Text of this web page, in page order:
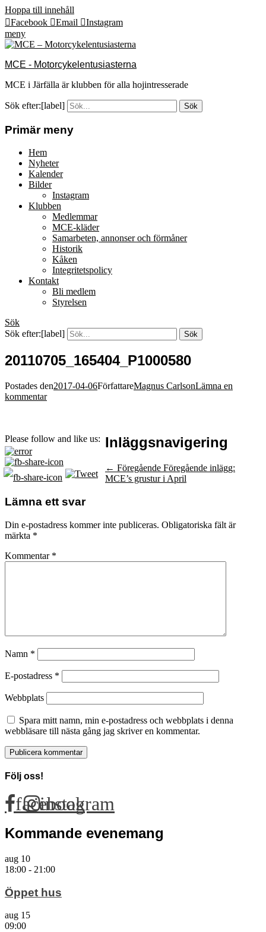
Hoppa till innehåll
Facebook
Email
Instagram
meny
MCE - Motorcykelentusiasterna
MCE i Järfälla är klubben för alla hojintresserade
Sök efter:[label]
Primär meny
Hem
Nyheter
Kalender
Bilder
Instagram
Klubben
Medlemmar
MCE-kläder
Samarbeten, annonser och förmåner
Historik
Kåken
Integritetspolicy
Kontakt
Bli medlem
Styrelsen
Sök
Sök efter:[label]
20110705_165404_P1000580
Postades den2017-04-06FörfattareMagnus CarlsonLämna en
kommentar
Please follow and like us: Inläggsnavigering
← Föregående Föregående inlägg:
MCE’s grustur i April
Lämna ett svar
Din e-postadress kommer inte publiceras. Obligatoriska fält är
märkta *
Kommentar *
Namn *
E-postadress *
Webbplats
Spara mitt namn, min e-postadress och webbplats i denna
webbläsare till nästa gång jag skriver en kommentar.
Följ oss!
facebook
instagram
Kommande evenemang
aug 10
18:00 - 21:00
Öppet hus
aug 15
09:00